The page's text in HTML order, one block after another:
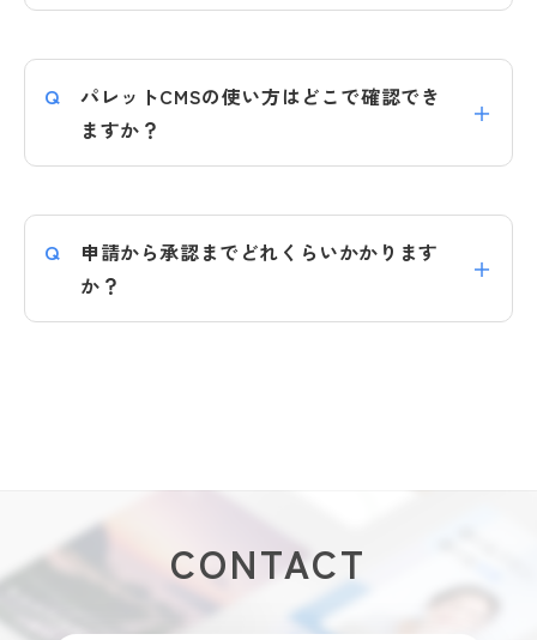
ットCMSとはをご確認ください。デモサイト
もご用意しています。
パレットCMSの使い方はどこで確認でき
ますか？
すので、ご活用ください。不明点があればお
問い合わせください。
申請から承認までどれくらいかかります
か？
ください。
CONTACT